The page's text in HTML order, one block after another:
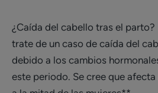
¿Caída del cabello tras el
trate de un caso de caída del
debido a los cambios
este periodo. Se cree que